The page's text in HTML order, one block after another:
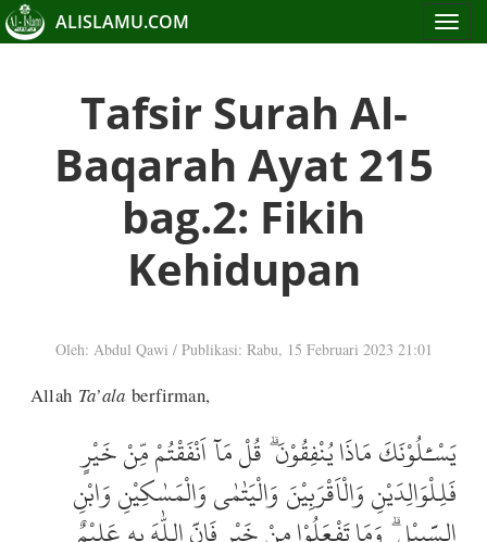
Toggle
ALISLAMU.COM
Tafsir Surah Al-
Baqarah Ayat 215
bag.2: Fikih
Kehidupan
Oleh: Abdul Qawi / Publikasi: Rabu, 15 Februari 2023 21:01
Allah Ta’alaberfirman,
يَسْـَٔلُوْنَكَ مَاذَا يُنْفِقُوْنَ ۗ قُلْ مَآ اَنْفَقْتُمْ مِّنْ خَيْرٍ
فَلِلْوَالِدَيْنِ وَالْاَقْرَبِيْنَ وَالْيَتٰمٰى وَالْمَسٰكِيْنِ وَابْنِ